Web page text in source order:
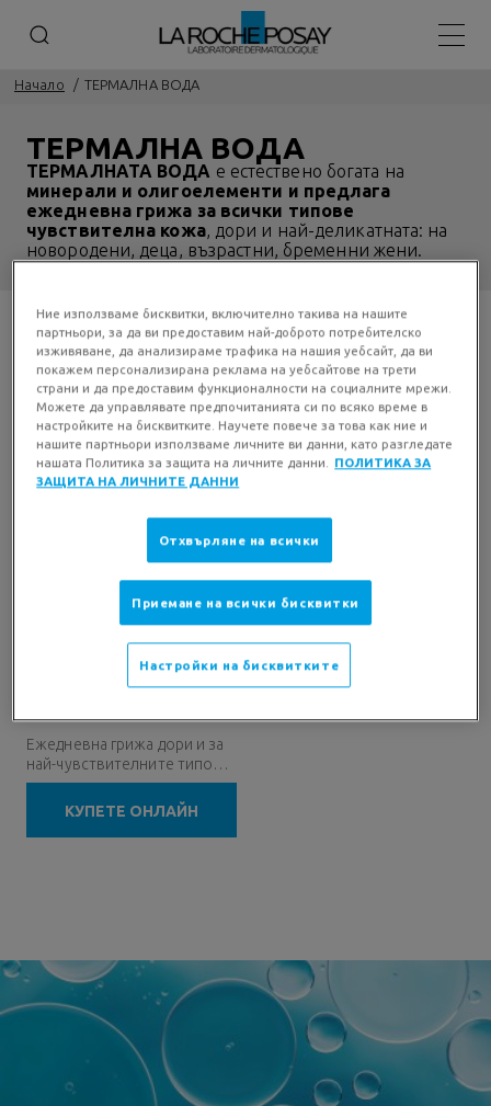
Начало ТЕРМАЛНА ВОДА
ТЕРМАЛНА ВОДА
ТЕРМАЛНАТА ВОДА е естествено богата на
минерали и олигоелементи и предлага
ежедневна грижа за всички типове
чувствителна кожа, дори и най-деликатната: на
новородени, деца, възрастни, бременни жени.
1 ПРОДУКТА
Ежедневна грижа дори и за
най-чувствителните типове
кожа: новородени, бебета,
КУПЕТЕ ОНЛАЙН
Ние използваме бисквитки, включително такива на нашите
партньори, за да ви предоставим най-доброто потребителско
изживяване, да анализираме трафика на нашия уебсайт, да ви
покажем персонализирана реклама на уебсайтове на трети
страни и да предоставим функционалности на социалните мрежи.
Можете да управлявате предпочитанията си по всяко време в
настройките на бисквитките. Научете повече за това как ние и
нашите партньори използваме личните ви данни, като разгледате
нашата Политика за защита на личните данни.
ПОЛИТИКА ЗА
ЗАЩИТА НА ЛИЧНИТЕ ДАННИ
Отхвърляне на всички
Приемане на всички бисквитки
Настройки на бисквитките